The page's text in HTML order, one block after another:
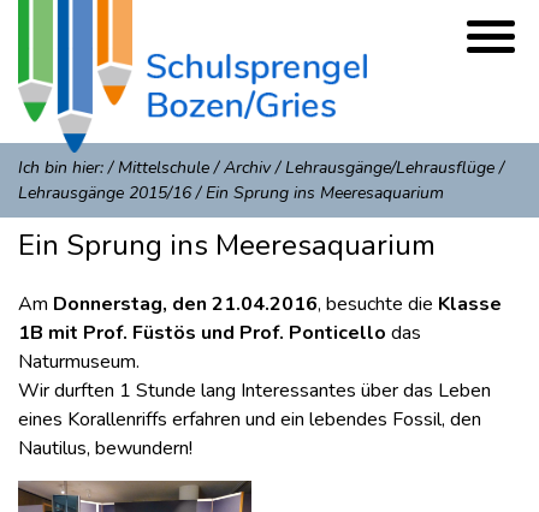
Ich bin hier:/Mittelschule/Archiv/Lehrausgänge/Lehrausflüge/
Lehrausgänge 2015/16/Ein Sprung ins Meeresaquarium
Ein Sprung ins Meeresaquarium
Am Donnerstag, den 21.04.2016, besuchte die Klasse
1B mit Prof. Füstös und Prof. Ponticello das
Naturmuseum.
Wir durften 1 Stunde lang Interessantes über das Leben
eines Korallenriffs erfahren und ein lebendes Fossil, den
Nautilus, bewundern!